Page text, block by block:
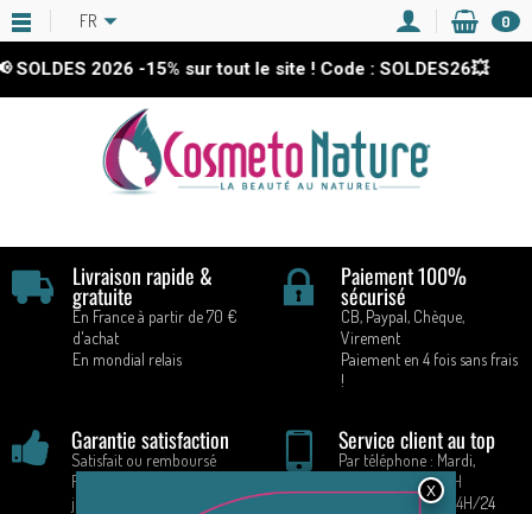
SOLDES 2026-15%sur tout le site ! Code : SOLDES26💥
FR 0
Livraison rapide &
gratuite
En France à partir de 70 €
d'achat
En mondial relais
Paiement 100%
sécurisé
CB, Paypal, Chèque,
Virement
Paiement en 4 fois sans frais
!
Garantie satisfaction
Satisfait ou remboursé
Retours acceptés pendant 14
jours
Service client au top
Par téléphone : Mardi,
Vendredi : 9H - 16H
Par E-mail : 7J/7 24H/24